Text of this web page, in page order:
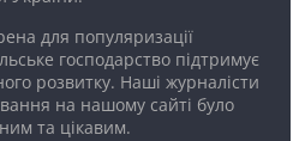
для популяризації
господарство підтримує
розвитку. Наші журналісти
на нашому сайті було
та цікавим.